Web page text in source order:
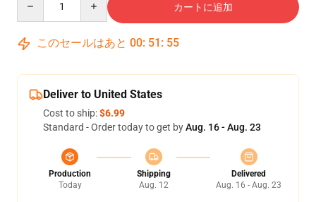
カートに追加
このセールはあと 00: 51 : 54
Deliver to United States
Cost to ship:$6.99
Standard - Order today to get byAug. 16 - Aug. 23
Production
Today
Shipping
Aug. 12
Delivered
Aug. 16 - Aug. 23